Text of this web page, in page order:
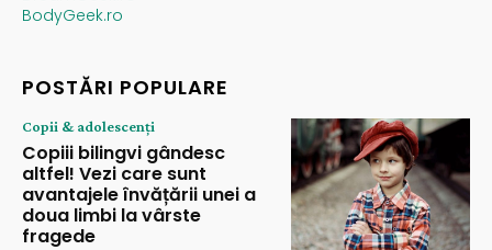
BodyGeek.ro
POSTĂRI POPULARE
Copii & adolescenți
Copiii bilingvi gândesc
altfel! Vezi care sunt
avantajele învățării unei a
doua limbi la vârste
fragede